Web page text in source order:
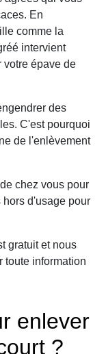
En
comme la
intervient
votre épave de
des
C'est pourquoi
de l'enlèvement
chez vous pour
d'usage pour
gratuit et nous
toute information
enlever
?